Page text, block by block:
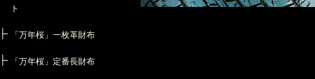
ト
「万年桜」一枚革財布
「万年桜」定番長財布